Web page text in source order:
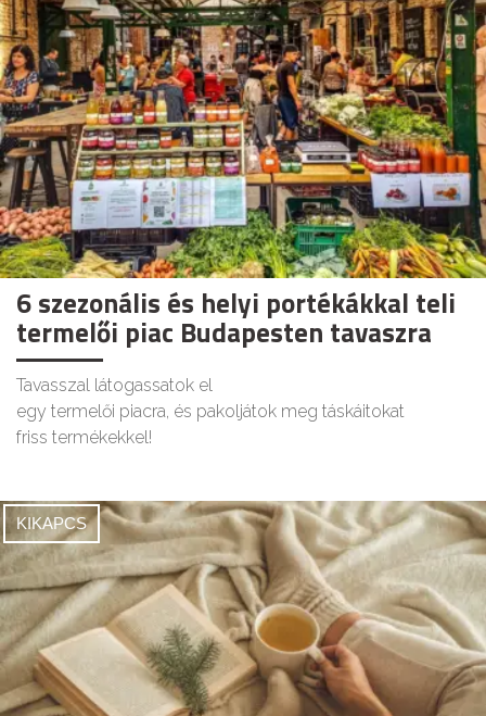
6 szezonális és helyi portékákkal teli
termelői piac Budapesten tavaszra
Tavasszal látogassatok el
egy termelői piacra, és pakoljátok meg táskáitokat
friss termékekkel!
KIKAPCS